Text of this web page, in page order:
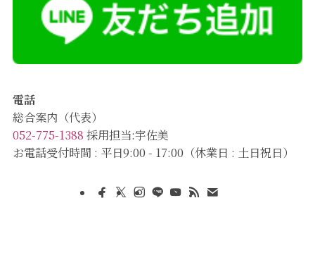
電話
総合案内（代表）
052-775-1388 採用担当:宇佐美
お電話受付時間 : 平日9:00 - 17:00（休業日 : 土日祝日）